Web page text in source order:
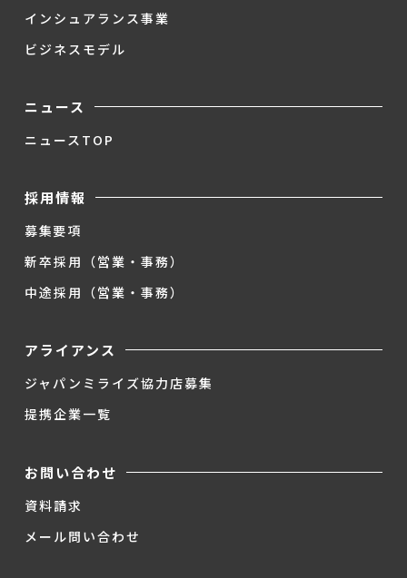
インシュアランス事業
ビジネスモデル
ニュース
ニュースTOP
採用情報
募集要項
新卒採用（営業・事務）
中途採用（営業・事務）
アライアンス
ジャパンミライズ協力店募集
提携企業一覧
お問い合わせ
資料請求
メール問い合わせ